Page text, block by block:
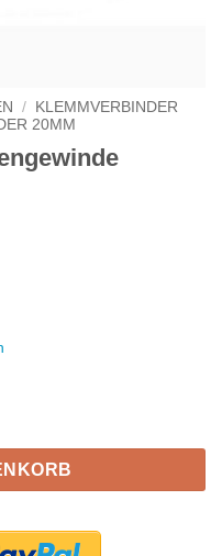
/
KLEMMVERBINDER
20MM
2'IG Menge